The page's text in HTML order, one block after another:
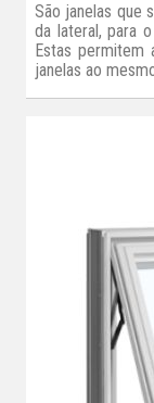
São janelas que
da lateral, para
Estas permitem
janelas ao